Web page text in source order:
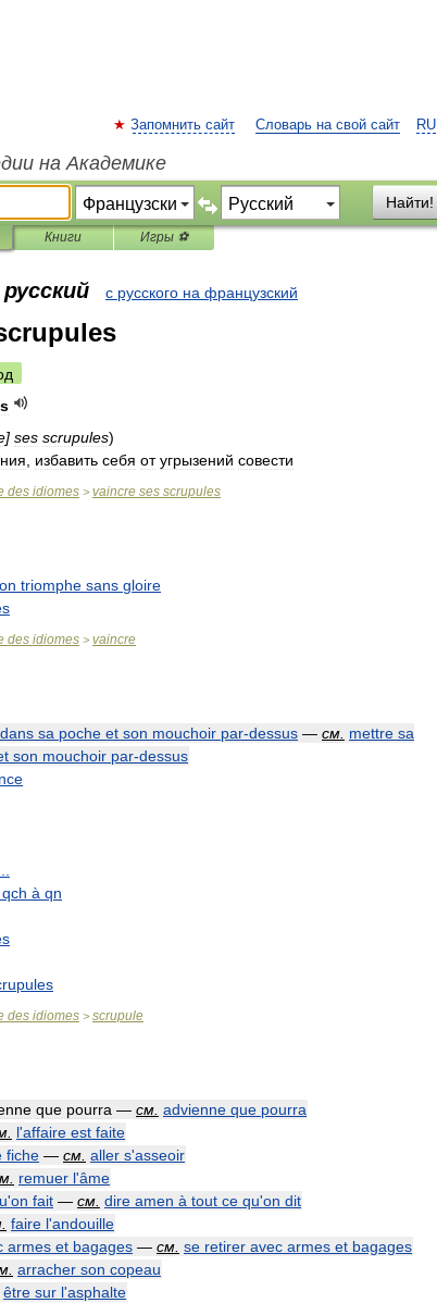
RU
Запомнить сайт Словарь на свой сайт
на Академике
Найти!
Книги Игры ⚽
с русского на французский
] ses scrupules)
избавить себя от угрызений совести
des idiomes > vaincre ses scrupules
on triomphe sans gloire
des idiomes > vaincre
dans sa poche et son mouchoir par-dessus — см mettre sa
son mouchoir par-dessus
qch à qn
des idiomes > scrupule
que pourra — см advienne que pourra
l'affaire est faite
fiche — см aller s'asseoir
remuer l'âme
'on fait — см dire amen à tout ce qu'on dit
faire l'andouille
armes et bagages — см se retirer avec armes et bagages
arracher son copeau
être sur l'asphalte